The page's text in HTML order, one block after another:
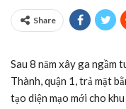
Share
Sau 8 năm xây ga ngầm
Thành, quận 1, trả mặt
tạo diện mạo mới cho